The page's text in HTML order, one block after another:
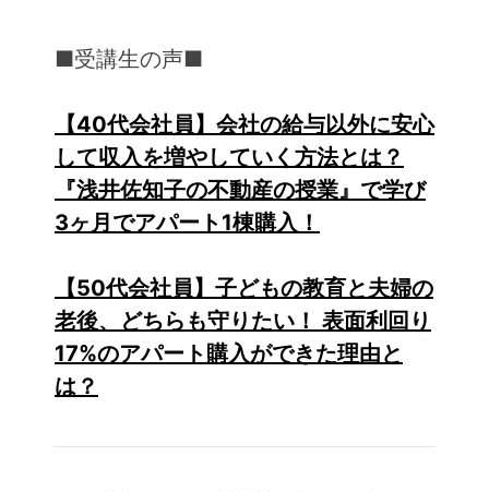
■受講生の声■
【40代会社員】会社の給与以外に安心
して収入を増やしていく方法とは？
『浅井佐知子の不動産の授業』で学び
3ヶ月でアパート1棟購入！
【50代会社員】子どもの教育と夫婦の
老後、どちらも守りたい！ 表面利回り
17%のアパート購入ができた理由と
は？